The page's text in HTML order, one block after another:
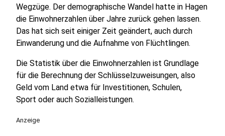
Wegzüge. Der demographische Wandel hatte in Hagen
die Einwohnerzahlen über Jahre zurück gehen lassen.
Das hat sich seit einiger Zeit geändert, auch durch
Einwanderung und die Aufnahme von Flüchtlingen.
Die Statistik über die Einwohnerzahlen ist Grundlage
für die Berechnung der Schlüsselzuweisungen, also
Geld vom Land etwa für Investitionen, Schulen,
Sport oder auch Sozialleistungen.
Anzeige